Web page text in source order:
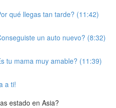
qué llegas tan tarde? (11:42)
un auto nuevo? (8:32)
tu mama muy amable? (11:39)
a ti!
estado en Asia?